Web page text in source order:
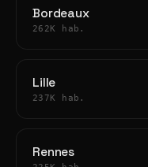
Bordeaux
262K hab.
Lille
237K hab.
Rennes